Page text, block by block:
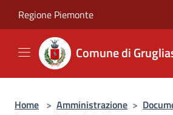
Regione Piemonte
Comune di
Home > Amministrazione >